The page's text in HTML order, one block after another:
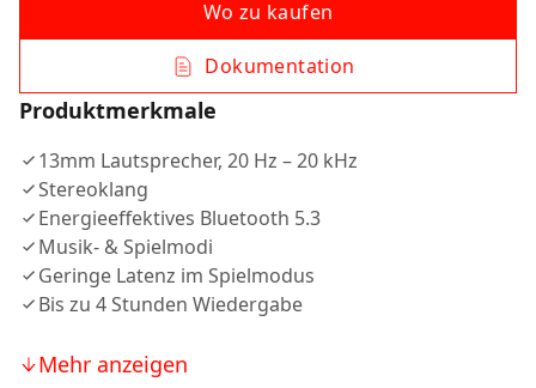
Wo zu kaufen
Dokumentation
Produktmerkmale
13mm Lautsprecher, 20 Hz – 20 kHz
Stereoklang
Energieeffektives Bluetooth 5.3
Musik- & Spielmodi
Geringe Latenz im Spielmodus
Bis zu 4 Stunden Wiedergabe
Mehr anzeigen